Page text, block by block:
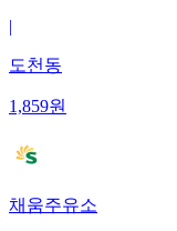
|
도천동
1,859원
채움주유소